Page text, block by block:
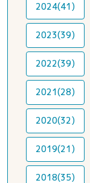
2024(41)
2023(39)
2022(39)
2021(28)
2020(32)
2019(21)
2018(35)